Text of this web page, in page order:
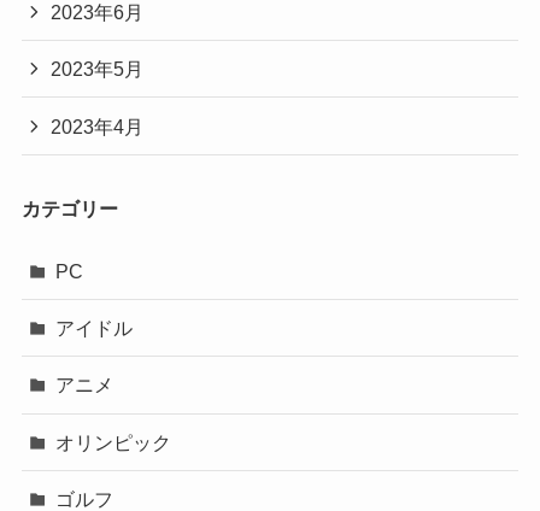
2023年6月
2023年5月
2023年4月
カテゴリー
PC
アイドル
アニメ
オリンピック
ゴルフ